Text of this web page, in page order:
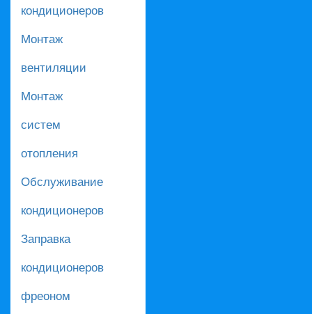
кондиционеров
Монтаж
вентиляции
Монтаж
систем
отопления
Обслуживание
кондиционеров
Заправка
кондиционеров
фреоном